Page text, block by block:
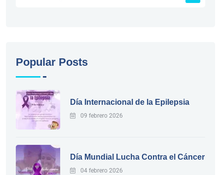
Popular Posts
Día Internacional de la Epilepsia
09 febrero 2026
Día Mundial Lucha Contra el Cáncer
04 febrero 2026